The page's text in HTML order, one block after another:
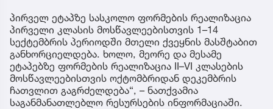
პირველ ეტაპზე სასკოლო ფორმების რეალიზაცია
პირველი კლასის მოსწავლეებისთვის 1–14
სექტემბრის პერიოდში მთელი ქვეყნის მასშტაბით
განხორციელდება. ხოლო, მეორე და მესამე
ეტაპებზე ფორმების რეალიზაცია II–VI კლასების
მოსწავლეებისთვის ოქტომბრიდან დეკემბრის
ჩათვლით გაგრძელდება“, – ნათქვამია
საგანმანათლებლო რესურსების ინფორმაციაში.